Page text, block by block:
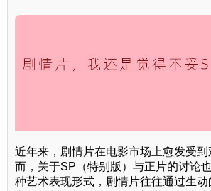
近年来，剧情片在电影市场上愈发受
而，关于SP（特别版）与正片的讨论
种艺术表现形式，剧情片往往通过生